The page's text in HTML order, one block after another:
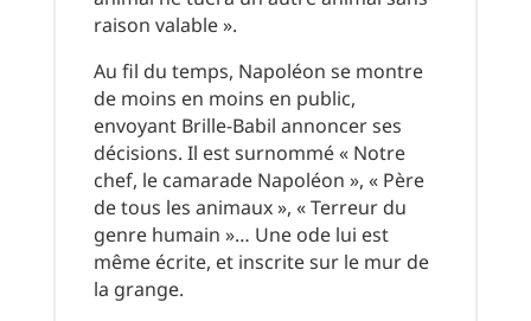
raison valable ».
Au fil du temps, Napoléon se montre
de moins en moins en public,
envoyant Brille-Babil annoncer ses
décisions. Il est surnommé « Notre
chef, le camarade Napoléon », « Père
de tous les animaux », « Terreur du
genre humain »… Une ode lui est
même écrite, et inscrite sur le mur de
la grange.